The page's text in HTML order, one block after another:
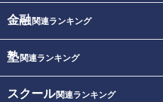
金融関連ランキング
塾関連ランキング
スクール関連ランキング